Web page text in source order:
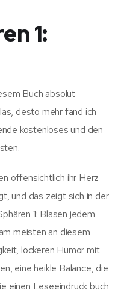
1:
Buch absolut
desto mehr fand ich
kostenloses und den
offensichtlich ihr Herz
und das zeigt sich in der
1: Blasen jedem
meisten an diesem
lockeren Humor mit
eine heikle Balance, die
einen Leseeindruck buch